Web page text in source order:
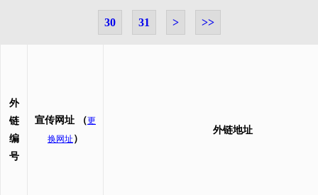
30 31 > >>
外
链
编
号
宣传网址 （更
换网址 ）
外链地址